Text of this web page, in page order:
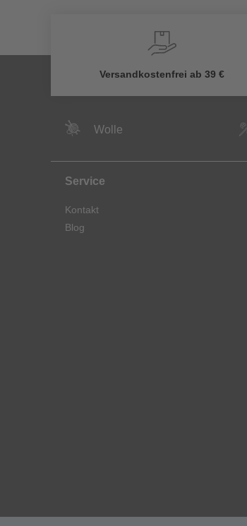
Versandkostenfrei ab 39 €
Wolle
Service
Kontakt
Blog